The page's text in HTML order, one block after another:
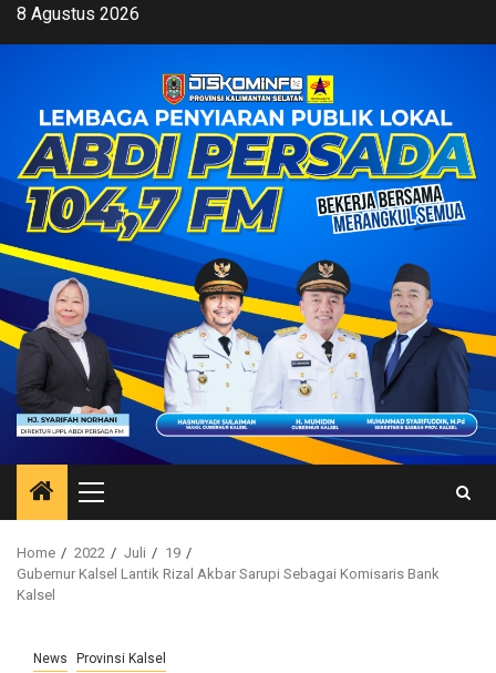
Skip8 Agustus 2026
Primary
Menu
Home 2022 Juli
19
Gubernur Kalsel Lantik Rizal Akbar Sarupi Sebagai Komisaris Bank
Kalsel
News Provinsi Kalsel